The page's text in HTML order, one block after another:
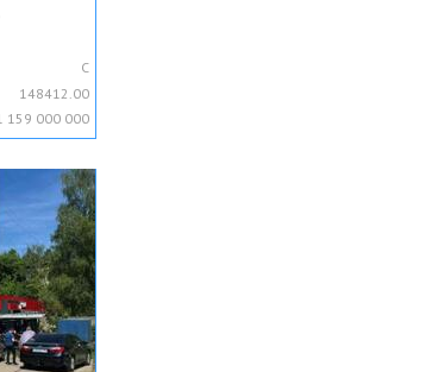
C
148412.00
159 000 000